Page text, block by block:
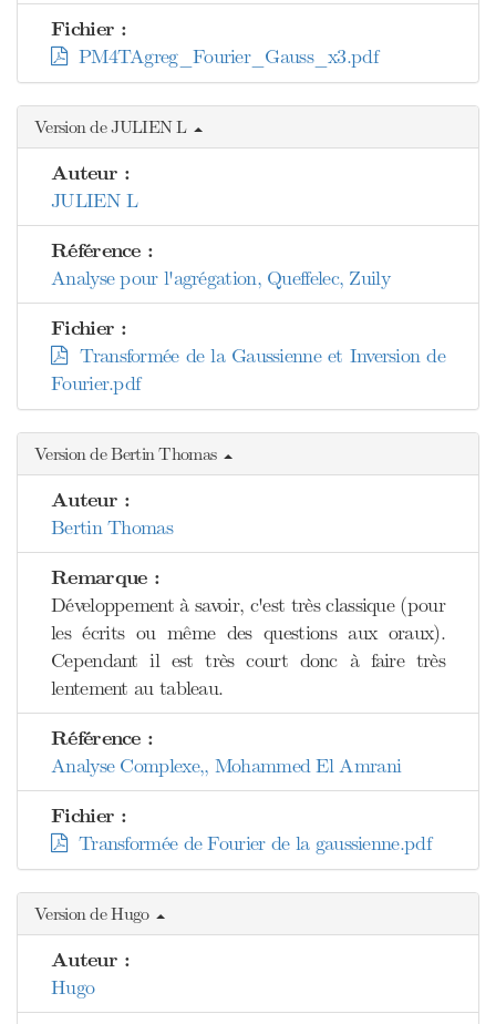
Fichier :
PM4TAgreg_Fourier_Gauss_x3.pdf
Version de JULIEN L
Auteur :
JULIEN L
Référence :
Analyse pour l'agrégation, Queffelec, Zuily
Fichier :
Transformée de la Gaussienne et Inversion de
Fourier.pdf
Version de Bertin Thomas
Auteur :
Bertin Thomas
Remarque :
Développement à savoir, c'est très classique (pour
les écrits ou même des questions aux oraux).
Cependant il est très court donc à faire très
lentement au tableau.
Référence :
Analyse Complexe,, Mohammed El Amrani
Fichier :
Transformée de Fourier de la gaussienne.pdf
Version de Hugo
Auteur :
Hugo